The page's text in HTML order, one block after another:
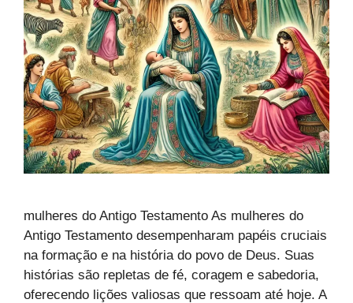
mulheres do Antigo Testamento As mulheres do
Antigo Testamento desempenharam papéis cruciais
na formação e na história do povo de Deus. Suas
histórias são repletas de fé, coragem e sabedoria,
oferecendo lições valiosas que ressoam até hoje. A